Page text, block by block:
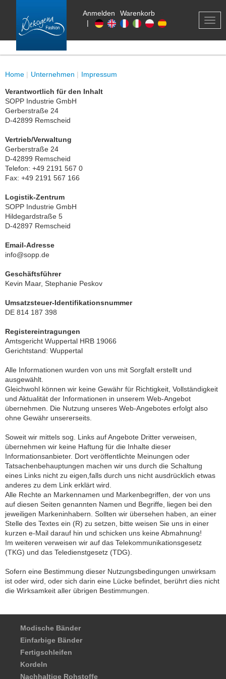
Anmelden
Warenkorb
|
Home Unternehmen Impressum
Verantwortlich für den Inhalt
SOPP Industrie GmbH
Gerberstraße 24
D-42899 Remscheid
Vertrieb/Verwaltung
Gerberstraße 24
D-42899 Remscheid
Telefon: +49 2191 567 0
Fax: +49 2191 567 166
Logistik-Zentrum
SOPP Industrie GmbH
Hildegardstraße 5
D-42897 Remscheid
Email-Adresse
info@sopp.de
Geschäftsführer
Kevin Maar, Stephanie Peskov
Umsatzsteuer-Identifikationsnummer
DE 814 187 398
Registereintragungen
Amtsgericht Wuppertal HRB 19066
Gerichtstand: Wuppertal
Alle Informationen wurden von uns mit Sorgfalt erstellt und
ausgewählt.
Gleichwohl können wir keine Gewähr für Richtigkeit, Vollständigkeit
und Aktualität der Informationen in unserem Web-Angebot
übernehmen. Die Nutzung unseres Web-Angebotes erfolgt also
ohne Gewähr unsererseits.
Soweit wir mittels sog. Links auf Angebote Dritter verweisen,
übernehmen wir keine Haftung für die Inhalte dieser
Informationsanbieter. Dort veröffentlichte Meinungen oder
Tatsachenbehauptungen machen wir uns durch die Schaltung
eines Links nicht zu eigen,falls durch uns nicht ausdrücklich etwas
anderes zu dem Link erklärt wird.
Alle Rechte an Markennamen und Markenbegriffen, der von uns
auf diesen Seiten genannten Namen und Begriffe, liegen bei den
jeweiligen Markeninhabern. Sollten wir übersehen haben, an einer
Stelle des Textes ein (R) zu setzen, bitte weisen Sie uns in einer
kurzen e-Mail darauf hin und schicken uns keine Abmahnung!
Im weiteren verweisen wir auf das Telekommunikationsgesetz
(TKG) und das Teledienstgesetz (TDG).
Sofern eine Bestimmung dieser Nutzungsbedingungen unwirksam
ist oder wird, oder sich darin eine Lücke befindet, berührt dies nicht
die Wirksamkeit aller übrigen Bestimmungen.
Modische Bänder
Einfarbige Bänder
Fertigschleifen
Kordeln
Nachhaltige Rohstoffe